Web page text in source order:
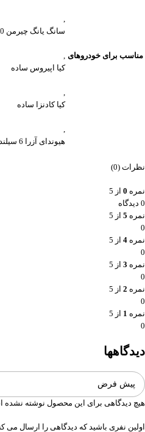
مناسب برای خودروهای
,
سانگ یانگ چیرمن 600 رینگ 17
,
کیا اپیروس ساده
,
کیا کادنزا ساده
,
هیوندای آزرا 6 سیلندر ساده
نظرات (0)
نمره 0 از 5
0 دیدگاه
نمره 5 از 5
0
نمره 4 از 5
0
نمره 3 از 5
0
نمره 2 از 5
0
نمره 1 از 5
0
دیدگاهها
هیچ دیدگاهی برای این محصول نوشته نشده
اولین نفری باشید که دیدگاهی را ارسال می